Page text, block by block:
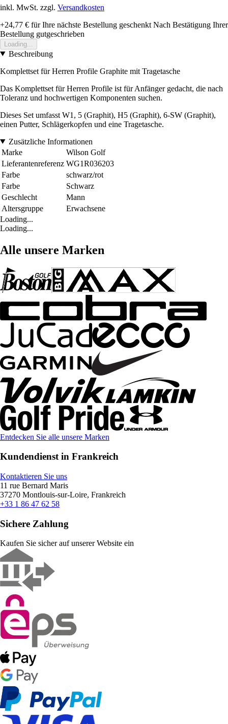
inkl. MwSt. zzgl. Versandkosten
+24,77 € für Ihre nächste Bestellung geschenkt Nach Bestätigung Ihrer
Bestellung gutgeschrieben
Loading...
Beschreibung
Komplettset für Herren Profile Graphite mit Tragetasche
Das Komplettset für Herren Profile ist für Anfänger gedacht, die nach
Toleranz und hochwertigen Komponenten suchen.
Dieses Set umfasst W1, 5 (Graphit), H5 (Graphit), 6-SW (Graphit),
einen Putter, Schlägerkopfen und eine Tragetasche.
Zusätzliche Informationen
Marke
Wilson Golf
Lieferantenreferenz WG1R036203
Farbe
schwarz/rot
Farbe
Schwarz
Geschlecht
Mann
Altersgruppe
Erwachsene
Loading...
Loading...
Alle unsere Marken
Entdecken Sie alle unsere Marken
Kundendienst in Frankreich
Kontaktieren Sie uns
11 rue Bernard Maris
37270 Montlouis-sur-Loire, Frankreich
+33 1 86 47 62 58
Sichere Zahlung
Kaufen Sie sicher auf unserer Website ein